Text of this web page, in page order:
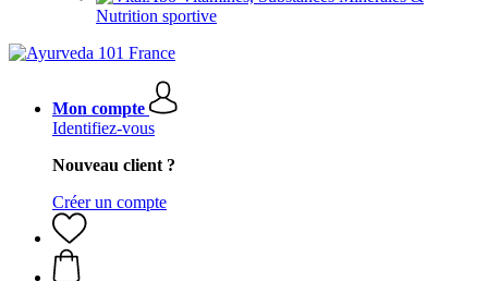
Nutrition sportive
Mon compte
Identifiez-vous
Nouveau client ?
Créer un compte